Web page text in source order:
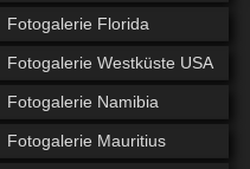
Fotogalerie Florida
Fotogalerie Westküste USA
Fotogalerie Namibia
Fotogalerie Mauritius